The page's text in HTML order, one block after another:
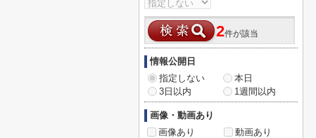
2件が該当
情報公開日
指定しない
本日
3日以内
1週間以内
画像・動画あり
画像あり
動画あり